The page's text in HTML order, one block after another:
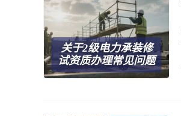
关于2级电力承装修
试资质办理常见问题